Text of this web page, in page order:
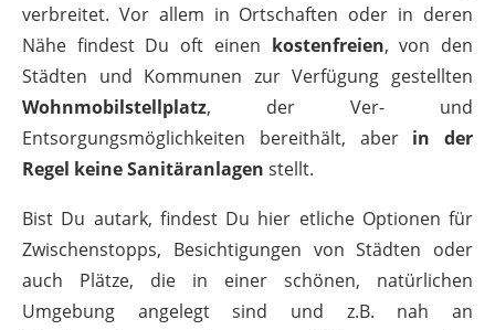
verbreitet. Vor allem in Ortschaften oder in deren
Nähe findest Du oft einen kostenfreien, von den
Städten und Kommunen zur Verfügung gestellten
Wohnmobilstellplatz, der Ver- und
Entsorgungsmöglichkeiten bereithält, aber in der
Regel keine Sanitäranlagen stellt.
Bist Du autark, findest Du hier etliche Optionen für
Zwischenstopps, Besichtigungen von Städten oder
auch Plätze, die in einer schönen, natürlichen
Umgebung angelegt sind und z.B. nah an